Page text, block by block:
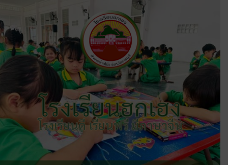
โรงเรียนฮกเฮง
โรงเรียนดี เรียนฟรี มีภาษาจีน